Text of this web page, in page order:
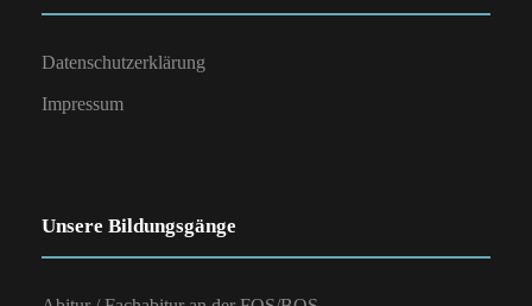
Datenschutzerklärung
Impressum
Unsere Bildungsgänge